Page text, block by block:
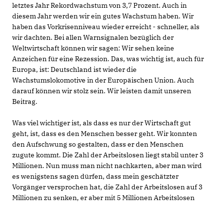
letztes Jahr Rekordwachstum von 3,7 Prozent. Auch in
diesem Jahr werden wir ein gutes Wachstum haben. Wir
haben das Vorkrisenniveau wieder erreicht - schneller, als
wir dachten. Bei allen Warnsignalen bezüglich der
Weltwirtschaft können wir sagen: Wir sehen keine
Anzeichen für eine Rezession. Das, was wichtig ist, auch für
Europa, ist: Deutschland ist wieder die
Wachstumslokomotive in der Europäischen Union. Auch
darauf können wir stolz sein. Wir leisten damit unseren
Beitrag.
Was viel wichtiger ist, als dass es nur der Wirtschaft gut
geht, ist, dass es den Menschen besser geht. Wir konnten
den Aufschwung so gestalten, dass er den Menschen
zugute kommt. Die Zahl der Arbeitslosen liegt stabil unter 3
Millionen. Nun muss man nicht nachkarten, aber man wird
es wenigstens sagen dürfen, dass mein geschätzter
Vorgänger versprochen hat, die Zahl der Arbeitslosen auf 3
Millionen zu senken, er aber mit 5 Millionen Arbeitslosen